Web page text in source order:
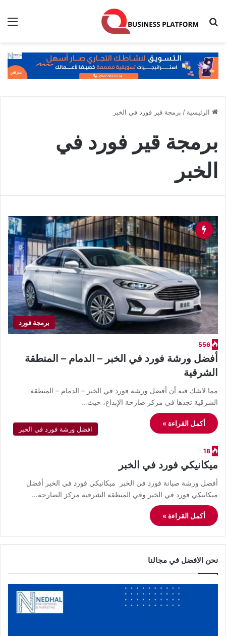
بحث عن
الرئيسية / برمجة قير فورد في الخبر
برمجة قير فورد في
الخبر
برمجة فورد
556
أفضل ورشة فورد في الخبر – الدمام – المنطقة
الشرقية
مما لاشك فيه أن أفضل ورشة فورد في الخبر – الدمام – المنطقة
الشرقية تجدها في مركز صارحة الإبداع، حيث…
أكمل القراءة »
افضل ورشة فورد في الخبر
18
ميكانيكي فورد في الخبر
أفضل ورشة صيانة فورد في الخبر ميكانيكي فورد في الخبر أفضل
ميكانيكي فورد في الخبر وفي المنطقة الشرقية مركز الصارحة…
أكمل القراءة »
نحن الافضل في مجالنا